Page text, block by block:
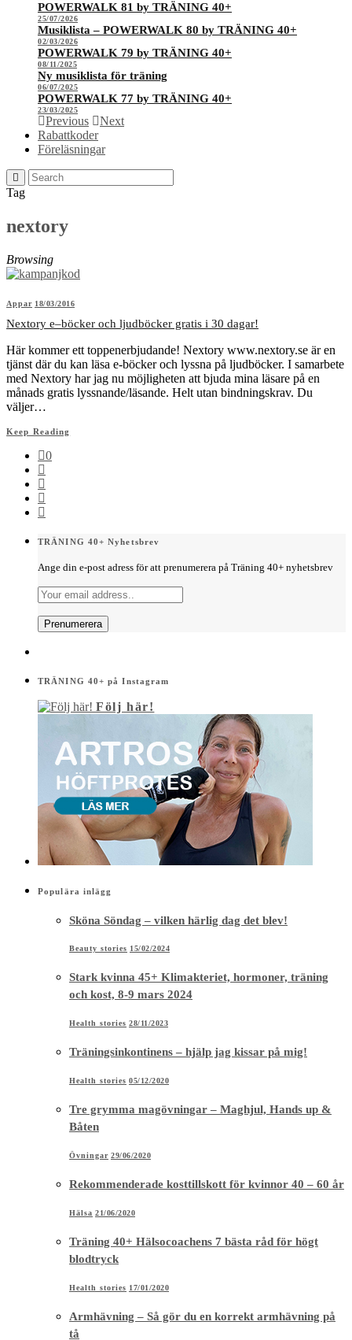
POWERWALK 81 by TRÄNING 40+
25/07/2026
Musiklista – POWERWALK 80 by TRÄNING 40+
02/03/2026
POWERWALK 79 by TRÄNING 40+
08/11/2025
Ny musiklista för träning
06/07/2025
POWERWALK 77 by TRÄNING 40+
23/03/2025
Previous
Next
Rabattkoder
Föreläsningar
Tag
nextory
Browsing
Appar 18/03/2016
Nextory e–böcker och ljudböcker gratis i 30 dagar!
Här kommer ett toppenerbjudande! Nextory www.nextory.se är en
tjänst där du kan läsa e-böcker och lyssna på ljudböcker. I samarbete
med Nextory har jag nu möjligheten att bjuda mina läsare på en
månads gratis lyssnande/läsande. Helt utan bindningskrav. Du
väljer…
Keep Reading
0
TRÄNING 40+ Nyhetsbrev
Ange din e-post adress för att prenumerera på Träning 40+ nyhetsbrev
TRÄNING 40+ på Instagram
Följ här!
Populära inlägg
Sköna Söndag – vilken härlig dag det blev!
Beauty stories 15/02/2024
Stark kvinna 45+ Klimakteriet, hormoner, träning
och kost, 8-9 mars 2024
Health stories 28/11/2023
Träningsinkontinens – hjälp jag kissar på mig!
Health stories 05/12/2020
Tre grymma magövningar – Maghjul, Hands up &
Båten
Övningar 29/06/2020
Rekommenderade kosttillskott för kvinnor 40 – 60 år
Hälsa 21/06/2020
Träning 40+ Hälsocoachens 7 bästa råd för högt
blodtryck
Health stories 17/01/2020
Armhävning – Så gör du en korrekt armhävning på
tå